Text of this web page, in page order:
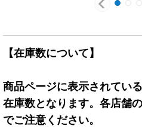
【在庫数について】
商品ページに表示されてい
在庫数となります。各店舗
でご注意ください。